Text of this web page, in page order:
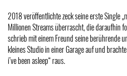
2018 veröffentlichte zeck seine erste Single
Millionen Streams überrascht, die daraufhin
schrieb mit einem Freund seine berührende
kleines Studio in einer Garage auf und
i’ve been asleep“ raus.